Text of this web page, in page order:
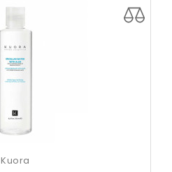
Kuora